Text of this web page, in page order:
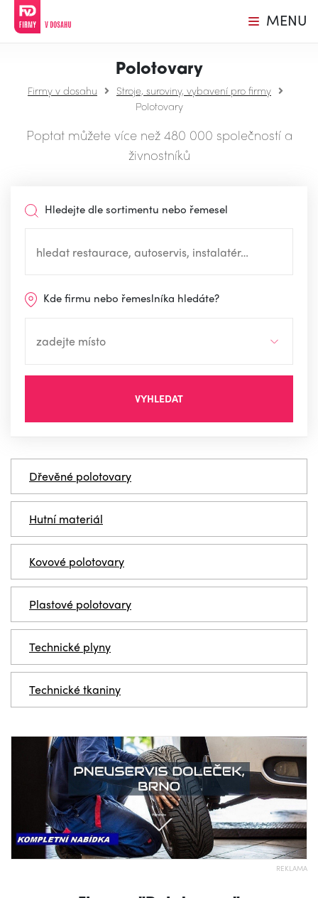
MENU
Polotovary
Firmy v dosahu
Stroje, suroviny, vybavení pro firmy
Polotovary
Poptat můžete více než 480 000 společností a
živnostníků
Hledejte dle sortimentu nebo řemesel
Kde firmu nebo řemeslníka hledáte?
VYHLEDAT
Dřevěné polotovary
Hutní materiál
Kovové polotovary
Plastové polotovary
Technické plyny
Technické tkaniny
REKLAMA